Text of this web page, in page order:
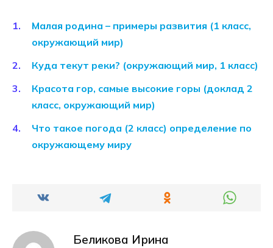
Малая родина – примеры развития (1 класс,
окружающий мир)
Куда текут реки? (окружающий мир, 1 класс)
Красота гор, самые высокие горы (доклад 2
класс, окружающий мир)
Что такое погода (2 класс) определение по
окружающему миру
Беликова Ирина